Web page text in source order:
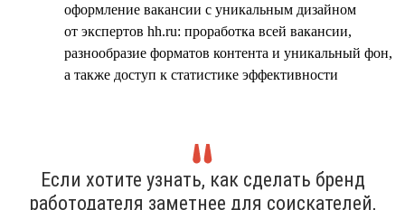
оформление вакансии с уникальным дизайном
от экспертов hh.ru: проработка всей вакансии,
разнообразие форматов контента и уникальный фон,
а также доступ к статистике эффективности
Если хотите узнать, как сделать бренд
работодателя заметнее для соискателей,